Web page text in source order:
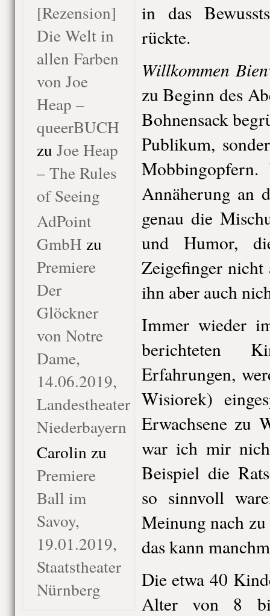
[Rezension]
Die Welt in
allen Farben
von Joe
Heap –
queerBUCH
zu Joe Heap
– The Rules
of Seeing
AdPoint
GmbH zu
Premiere
Der
Glöckner
von Notre
Dame,
14.06.2019,
Landestheater
Niederbayern
Carolin zu
Premiere
Ball im
Savoy,
19.01.2019,
Staatstheater
Nürnberg
in das
rückte.
Willkommen
zu Beginn des
Bohnensack
Publikum,
Annäherung an
genau die
und Humor,
Zeigefinger nicht
ihn aber auch
Immer wieder
berichteten
Erfahrungen,
Wisiorek)
Erwachsene zu
war ich mir
Beispiel die
so sinnvoll
Meinung nach
das kann
Die etwa 40
Alter von 8